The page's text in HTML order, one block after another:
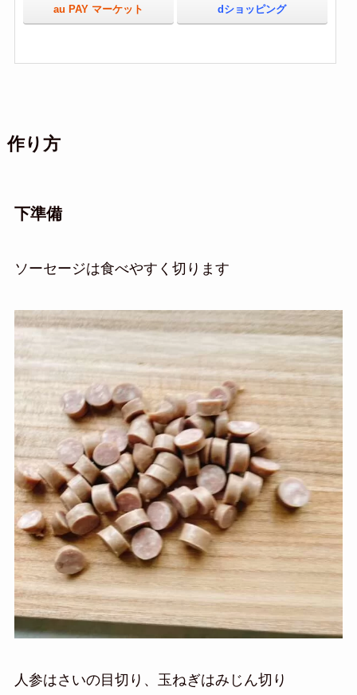
au PAY マーケット dショッピング
作り方
下準備
ソーセージは食べやすく切ります
人参はさいの目切り、玉ねぎはみじん切り